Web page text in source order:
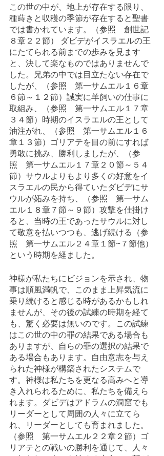
この世の中が、地上が存在する限り、
種蒔きと収穫の季節が存在すると聖書
では書かれています。（参照　創世記
８章２２節） ダビデがイスラエルの王
にたてられる前までの歩みを見ます
と、決して楽なものではありませんで
した。兄弟の中では目立たない存在で
したが、（参照　第一サムエル１６章
６節～１２節）誠実に羊飼いの仕事に
取組み、（参照　第一サムエル１７章
３４節）時期のイスラエルの王として
油注がれ、（参照　第一サムエル１６
章１３節）ゴリアテを目の前にすれば
勇敢に挑み、勝利しましたが、（参
照　第一サムエル１７章２０節～５４
節）サウルよりもより多くの好意をイ
スラエルの民から得ていたダビデにサ
ウルが妬みを持ち、（参照　第一サム
エル１８章７節～９節）攻撃を仕掛け
ると、当時の王であったサウルに対し
て敬意を払いつつも、逃げ続ける（参
照　第一サムエル２４章１節~７節他）
という時期を経ました。
神様が私たちにビジョンを示され、物
事は順風満帆で、このまま上昇気流に
乗り続けると感じる時があるかもしれ
ませんが、その後の試練の時期を経て
も、驚く必要は無いのです。この試練
はこの世の中の罪の結果である場合も
ありますが、自らの罪の選択の結果で
ある場合もあります。自由意志を与え
られた神様が構築されたシステムで
す。神様は私たちを更なる高みへと導
き入れられるために、私たちを備えら
れます。ダビデはアドラムの洞窟でも
リーダーとして周囲の人々に立てら
れ、リーダーとしても育まれました。
（参照　第一サムエル２２章２節）ゴ
リアテとの戦いの勝利を通じて、人々